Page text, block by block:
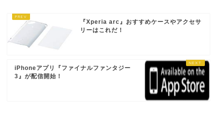
『Xperia arc』おすすめケースやアクセサ
リーはこれだ！
iPhoneアプリ『ファイナルファンタジー
3』が配信開始！